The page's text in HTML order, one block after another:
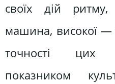
своїх дій
машина, високої
точності цих
показником